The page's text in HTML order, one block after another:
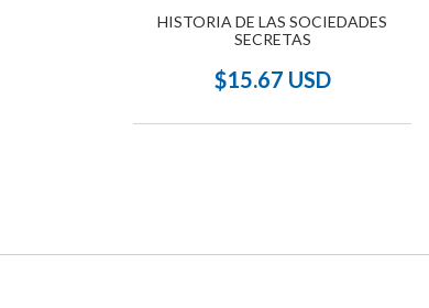
HISTORIA DE LAS SOCIEDADES
SECRETAS
$15.67 USD